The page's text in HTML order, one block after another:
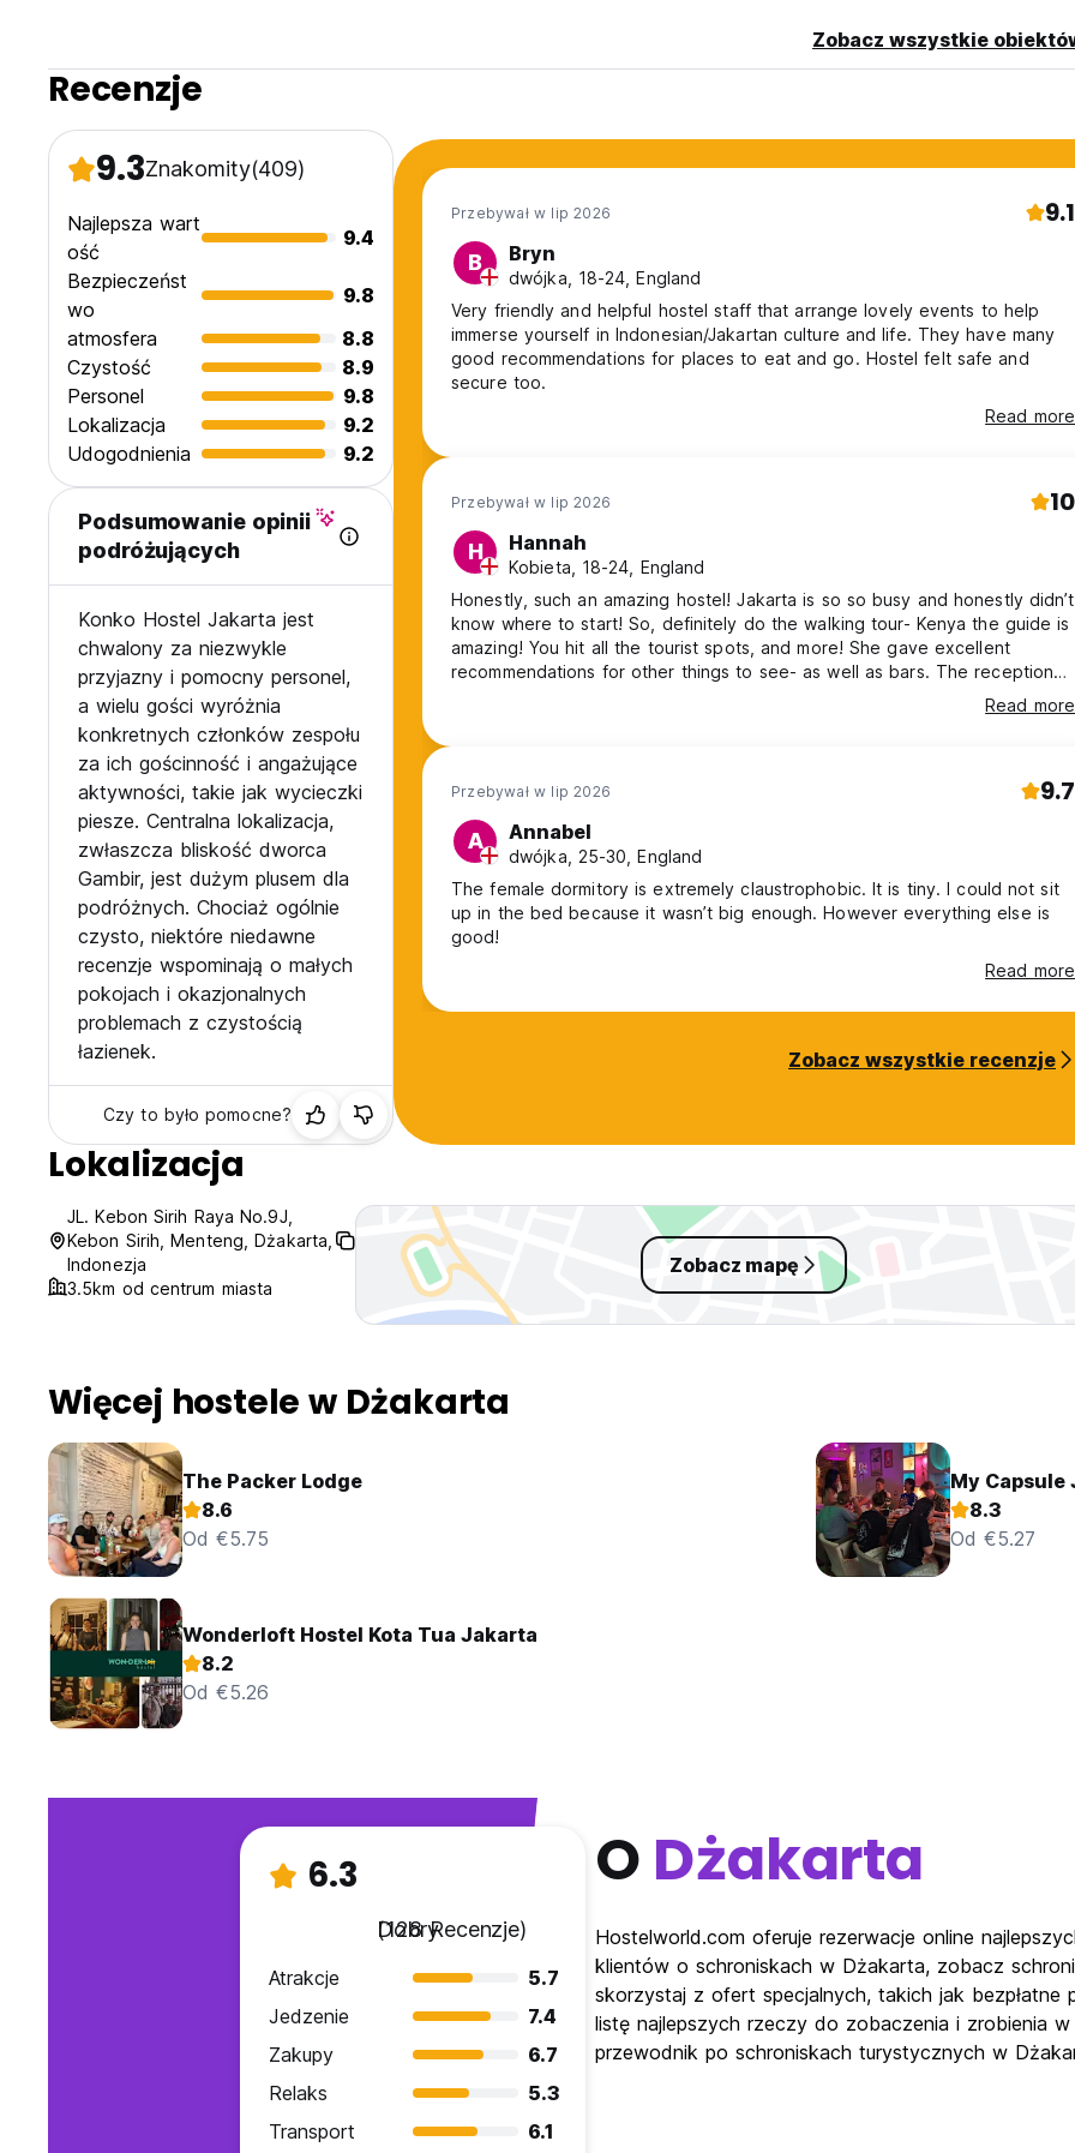
Zobacz wszystkie
Recenzje
9.3Znakomity(409)
Najlepsza wart
ość
9.4
Bezpieczeńst
wo
9.8
atmosfera
8.8
Czystość
8.9
Personel
9.8
Lokalizacja
9.2
Udogodnienia
9.2
Podsumowanie opinii
podróżujących
Konko Hostel Jakarta jest
chwalony za niezwykle
przyjazny i pomocny personel,
a wielu gości wyróżnia
konkretnych członków zespołu
za ich gościnność i angażujące
aktywności, takie jak wycieczki
piesze. Centralna lokalizacja,
zwłaszcza bliskość dworca
Gambir, jest dużym plusem dla
podróżnych. Chociaż ogólnie
czysto, niektóre niedawne
recenzje wspominają o małych
pokojach i okazjonalnych
problemach z czystością
łazienek.
Czy to było pomocne?
Przebywał w lip 2026 9.1
B Bryn
dwójka, 18-24, England
Very friendly and helpful hostel staff that arrange lovely events to help
immerse yourself in Indonesian/Jakartan culture and life. They have many
good recommendations for places to eat and go. Hostel felt safe and
secure too.
Read more
Przebywał w lip 2026 10
H Hannah
Kobieta, 18-24, England
Honestly, such an amazing hostel! Jakarta is so so busy and honestly didn’t
know where to start! So, definitely do the walking tour- Kenya the guide is
amazing! You hit all the tourist spots, and more! She gave excellent
recommendations for other things to see- as well as bars. The reception
team are great, and a super clean hostel! The bunks are cosy- and plenty
Read more
Przebywał w lip 2026 9.7
A Annabel
dwójka, 25-30, England
The female dormitory is extremely claustrophobic. It is tiny. I could not sit
up in the bed because it wasn’t big enough. However everything else is
good!
Read more
Zobacz wszystkie recenzje
Lokalizacja
JL. Kebon Sirih Raya No.9J,
Kebon Sirih, Menteng, Dżakarta,
Indonezja
3.5km od centrum miasta
Zobacz mapę
Więcej hostele w Dżakarta
The Packer Lodge
8.6
Od €5.75
My Capsule
8.3
Od €5.27
Wonderloft Hostel Kota Tua Jakarta
8.2
Od €5.26
6.3
Dobry
(128 Recenzje)
Atrakcje
5.7
Jedzenie
7.4
Zakupy
6.7
Relaks
5.3
Transport
6.1
O Dżakarta
Hostelworld.com oferuje rezerwacje online
klientów o schroniskach w Dżakarta, zobacz
skorzystaj z ofert specjalnych, takich jak
listę najlepszych rzeczy do zobaczenia i zrobienia
przewodnik po schroniskach turystycznych w